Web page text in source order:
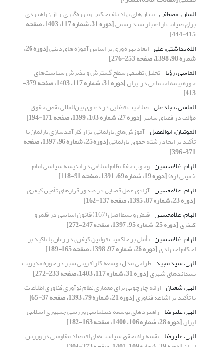
السان، مصطفی بنیان‌های نهاد تلف حکمی و بهره‌گیری از آن: راهبردی
برای صیانت از اعتبار سند رسمی [دوره 31، شماره 117، 1403، صفحه
415-444]
الله بداشتی، علی ابعاد بهره وری بر اساس آموزه های دینی [دوره 26،
شماره 98، 1398، صفحه 253-276]
الماسی، رؤیا تحلیل تطبیقی سطح گسترش و پذیرش سیاست‌های
حوزه بیمه اجتماعی در ایران [دوره 31، شماره 117، 1403، صفحه 379-
413]
الماسی، نجادعلی صلاحیت قضایی در دعاوی بین‌المللی نقض حقوق
مؤلف در فضای سایبر[دوره 27، شماره 103، 1399، صفحه 171-194]
الموتیان، ابوالفضل آموزش‌های پارلمانی ابزار کارآمدسازی پارلمان با
تأکید بر ایجاد رشته حقوق پارلمانی [دوره 25، شماره 96، 1397، صفحه
371-396]
الهام، غلامحسین وجوب حفظ نظام اسلامی در اندیشه سیاسی امام
خمینی (ره)[دوره 19، شماره 69، 1391، صفحه 91-118]
الهام، غلامحسین آزادی عمل قضایی در صدور قرارهای تأمین کیفری
[دوره 23، شماره 87، 1395، صفحه 137-162]
الهام، غلامحسین
قبض و بسط اصل (167) قانون اساسی در قلمرو
کیفری[دوره 25، شماره 95، 1397، صفحه 247-272]
الهام، غلامحسین تأملی بر حاکمیت قوانین کیفری در زمان با تاکید بر
احکام اجتهادی[دوره 26، شماره 97، 1398، صفحه 165-189]
الهی، سید مجید طراحی مدل توسعه کارآفرینی سبز در حوزه مدیریت
پسماندهای شهری[دوره 31، شماره 117، 1403، صفحه 233-272]
الهی، شعبان ارائه چارچوبی برای معماری نظام نوآوری فناوری اطلاعات
با تأکید بر اشاعه فناوری[دوره 21، شماره 79، 1393، صفحه 37-65]
الهی، علیرضا راهبردهای توسعه دیپلماسی ورزشی جمهوری اسلامی
ایران[دوره 28، شماره 106، 1400، صفحه 163-182]
الهی، علیرضا نقشه راه تحقق سیاست‌های اقتصاد مقاومتی در ورزش